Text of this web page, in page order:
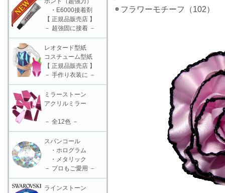
フラワーモチーフ（102）
・E6000接着剤
【 正規品販売店 】
－ 超強固に接着 －
レオタード型紙
コスチューム型紙
【 正規品販売店 】
－ 手作り衣装に －
ミラーストーン
アクリルミラー
－ 全12色 －
スパンコール
・ホログラム
・メタリック
－ プロもご愛用 －
ラインストーン